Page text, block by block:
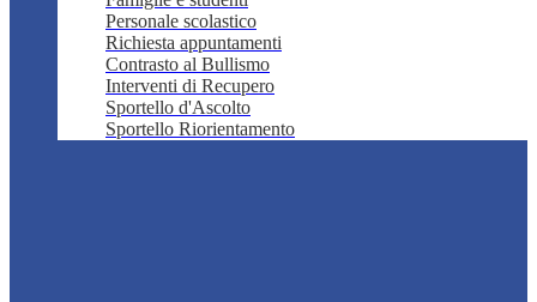
Personale scolastico
Richiesta appuntamenti
Contrasto al Bullismo
Interventi di Recupero
Sportello d'Ascolto
Sportello Riorientamento